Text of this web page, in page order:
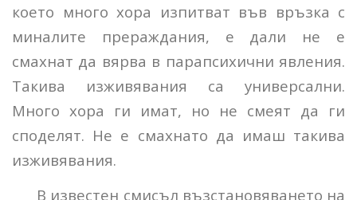
което много хора изпитват във връзка с
миналите прераждания, е дали не е
смахнат да вярва в парапсихични явления.
Такива изживявания са универсални.
Много хора ги имат, но не смеят да ги
споделят. Не е смахнато да имаш такива
изживявания.
В известен смисъл възстановяването на